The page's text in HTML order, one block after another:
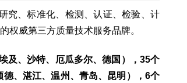
究、标准化、检测、认证、检验、计
权威第三方质量技术服务品牌。
及、沙特、厄瓜多尔、德国），35个
、湛江、温州、青岛、昆明），6个